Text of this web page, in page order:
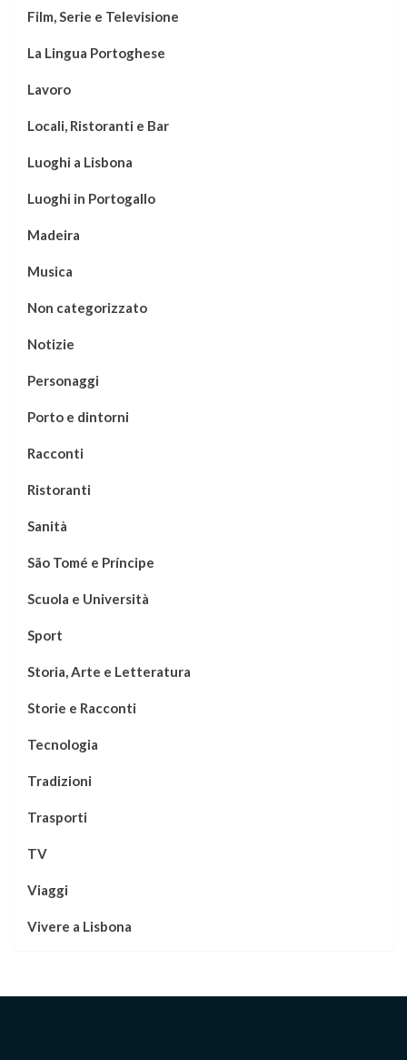
Film, Serie e Televisione
La Lingua Portoghese
Lavoro
Locali, Ristoranti e Bar
Luoghi a Lisbona
Luoghi in Portogallo
Madeira
Musica
Non categorizzato
Notizie
Personaggi
Porto e dintorni
Racconti
Ristoranti
Sanità
São Tomé e Príncipe
Scuola e Università
Sport
Storia, Arte e Letteratura
Storie e Racconti
Tecnologia
Tradizioni
Trasporti
TV
Viaggi
Vivere a Lisbona